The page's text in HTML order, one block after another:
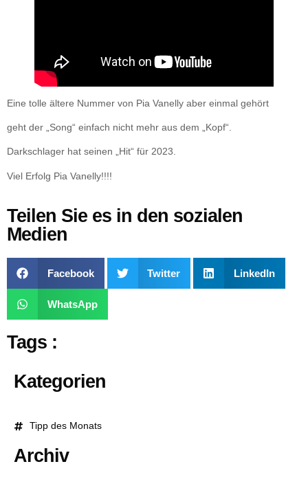
Eine tolle ältere Nummer von Pia Vanelly aber einmal gehört
geht der „Song“ einfach nicht mehr aus dem „Kopf“.
Darkschlager hat seinen „Hit“ für 2023.
Viel Erfolg Pia Vanelly!!!!
Teilen Sie es in den sozialen
Medien
Facebook Twitter LinkedIn
WhatsApp
Tags :
Kategorien
Tipp des Monats
Archiv